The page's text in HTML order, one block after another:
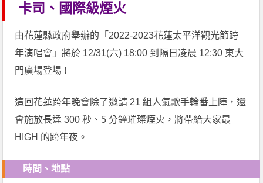
卡司、國際級煙火
由花蓮縣政府舉辦的「2022-2023花蓮太平洋觀光節跨
年演唱會」將於 12/31(六) 18:00 到隔日凌晨 12:30 東大
門廣場登場 !
這回花蓮跨年晚會除了邀請 21 組人氣歌手輪番上陣，還
會施放長達 300 秒、5 分鐘璀璨煙火，將帶給大家最
HIGH 的跨年夜。
時間、地點